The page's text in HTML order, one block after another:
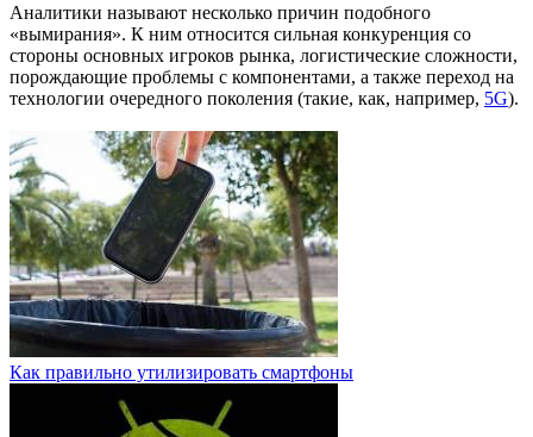
Аналитики называют несколько причин подобного
«вымирания». К ним относится сильная конкуренция со
стороны основных игроков рынка, логистические сложности,
порождающие проблемы с компонентами, а также переход на
технологии очередного поколения (такие, как, например, 5G).
Как правильно утилизировать смартфоны